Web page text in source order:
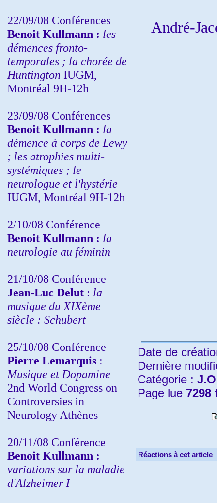
22/09/08 Conférences
Benoit Kullmann : les
démences fronto-
temporales ; la chorée de
Huntington IUGM,
Montréal 9H-12h
23/09/08 Conférences
Benoit Kullmann : la
démence à corps de Lewy
; les atrophies multi-
systémiques ; le
neurologue et l'hystérie
IUGM, Montréal 9H-12h
2/10/08 Conférence
Benoit Kullmann : la
neurologie au féminin
21/10/08 Conférence
Jean-Luc Delut : la
musique du XIXème
siècle : Schubert
25/10/08 Conférence
Pierre Lemarquis :
Musique et Dopamine
2nd World Congress on
Controversies in
Neurology Athènes
20/11/08 Conférence
Benoit Kullmann :
variations sur la maladie
d'Alzheimer I
André-
Date de
Dernière
Catégorie :
Page lue 7298
Réactions à cet article